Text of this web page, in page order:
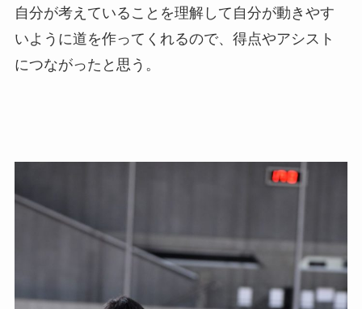
自分が考えていることを理解して自分が動きやす
いように道を作ってくれるので、得点やアシスト
につながったと思う。